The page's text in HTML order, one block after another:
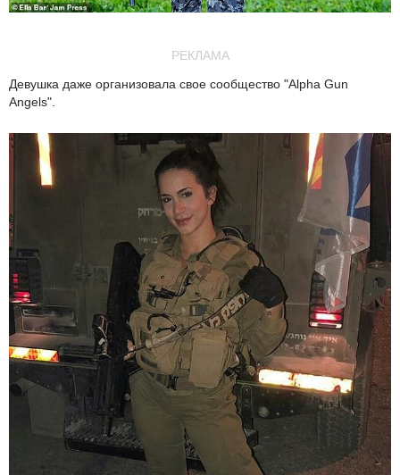
РЕКЛАМА
Девушка даже организовала свое сообщество "Alpha Gun
Angels".